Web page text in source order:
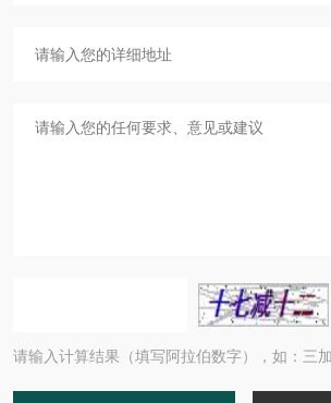
请输入计算结果（填写阿拉伯数字），如：三